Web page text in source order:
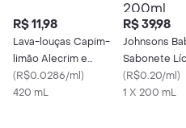
R$ 11,98
Lava-louças Capim-
limão Alecrim e
Cupuaçu Positiva
(R$0.0286/ml)
420 mL
R$ 39,98
Johnsons
Sabonete
Glicerinado da
Cabeça aos
(R$0.20/ml)
1 X 200 mL